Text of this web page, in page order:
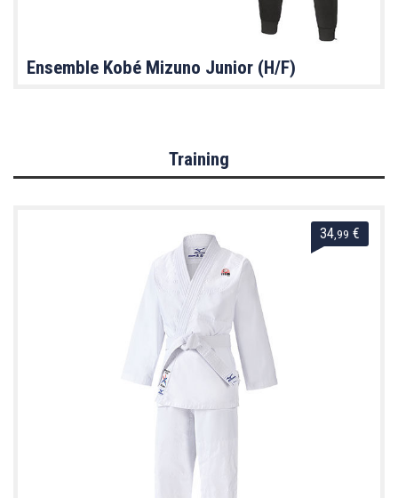
Ensemble Kobé Mizuno Junior (H/F)
Training
34,99 €